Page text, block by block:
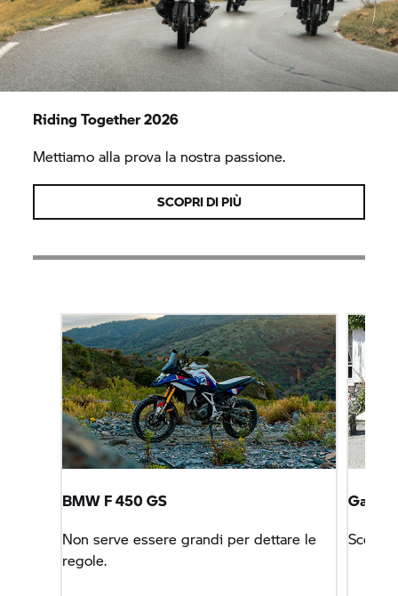
Riding Together 2026
Mettiamo alla prova la nostra passione.
SCOPRI DI PIÙ
BMW F 450 GS
Non serve essere grandi per dettare le
regole.
Scegli